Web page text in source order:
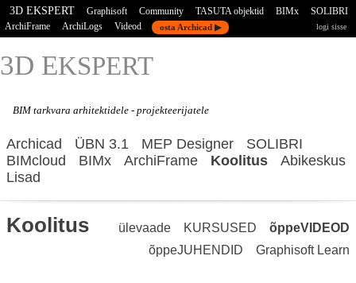
3D EKSPERT Graphisoft Community TASUTA objektid BIMx
SOLIBRI
ArchiFrame
ArchiLogs Videod osta Archicad ▶ logi sisse
3D EKSPERT
BIM tarkvara arhitektidele - projekteerijatele
Archicad ÜBN 3.1 MEP Designer
SOLIBRI
BIMcloud
BIMx ArchiFrame Koolitus
Abikeskus
Lisad
Koolitus ülevaade KURSUSED
õppeVIDEOD
õppeJUHENDID
Graphisoft Learn